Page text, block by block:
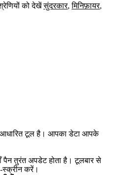
को देखें सुंदरकार,मिनिफ़ायर,
टूल है। आपका डेटा आपके
पैन तुरंत अपडेट होता है। टूलबार से
करें।